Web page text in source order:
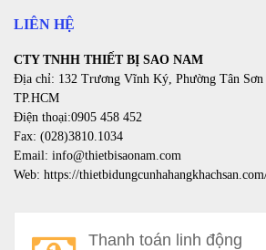
LIÊN HỆ
CTY TNHH THIẾT BỊ SAO NAM
Địa chỉ: 132 Trương Vĩnh Ký, Phường Tân Sơn
TP.HCM
Điện thoại:0905 458 452
Fax: (028)3810.1034
Email: info@thietbisaonam.com
Web: https://
Thanh toán linh động